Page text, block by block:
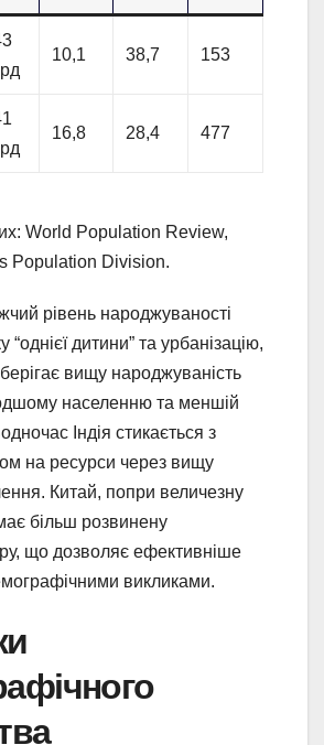
10,1 38,7 153
16,8 28,4 477
World Population Review,
Population Division.
рівень народжуваності
“однієї дитини” та урбанізацію,
вищу народжуваність
населенню та меншій
Індія стикається з
на ресурси через вищу
Китай, попри величезну
більш розвинену
що дозволяє ефективніше
викликами.